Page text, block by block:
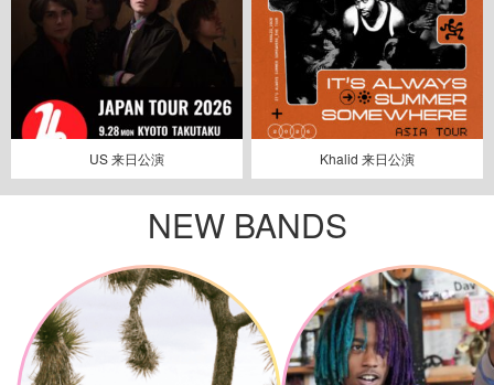
US 来日公演 Khalid 来日公演
NEW BANDS